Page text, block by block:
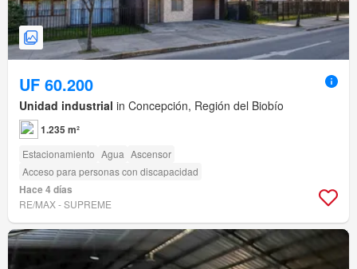
UF 60.200
Unidad industrial in Concepción, Región del Biobío
1.235 m²
Estacionamiento Agua Ascensor
Acceso para personas con discapacidad
Hace 4 días
RE/MAX - SUPREME